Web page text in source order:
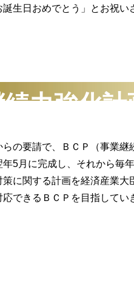
生日おめでとう」とお祝い
力強化
の要請で、ＢＣＰ（事業継
5月に完成し、それから毎
に関する計画を経済産業
できるＢＣＰを目指してい